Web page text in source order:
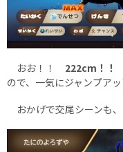
おお！！ 222cm！！
ので、一気にジャンプア
おかげで交尾シーンも、